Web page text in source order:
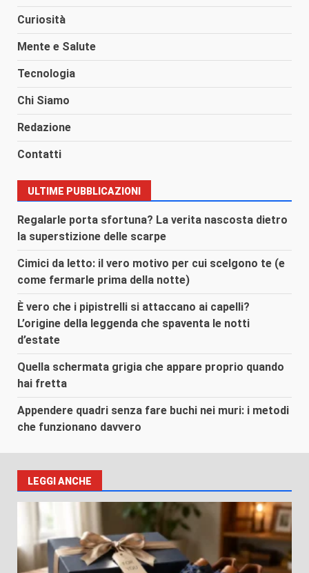
Curiosità
Mente e Salute
Tecnologia
Chi Siamo
Redazione
Contatti
ULTIME PUBBLICAZIONI
Regalarle porta sfortuna? La verita nascosta dietro
la superstizione delle scarpe
Cimici da letto: il vero motivo per cui scelgono te (e
come fermarle prima della notte)
È vero che i pipistrelli si attaccano ai capelli?
L’origine della leggenda che spaventa le notti
d’estate
Quella schermata grigia che appare proprio quando
hai fretta
Appendere quadri senza fare buchi nei muri: i metodi
che funzionano davvero
LEGGI ANCHE